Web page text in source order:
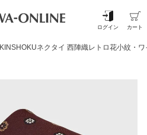
ログイン カート
KINSHOKUネクタイ 西陣織レトロ花小紋・ワ